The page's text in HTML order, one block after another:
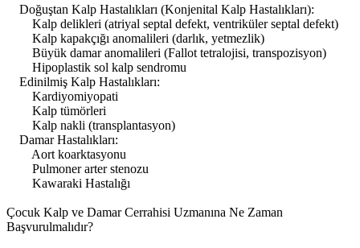
Doğuştan Kalp Hastalıkları (Konjenital Kalp Hastalıkları):
Kalp delikleri (atriyal septal defekt, ventriküler septal defekt)
Kalp kapakçığı anomalileri (darlık, yetmezlik)
Büyük damar anomalileri (Fallot tetralojisi, transpozisyon)
Hipoplastik sol kalp sendromu
Edinilmiş Kalp Hastalıkları:
Kardiyomiyopati
Kalp tümörleri
Kalp nakli (transplantasyon)
Damar Hastalıkları:
Aort koarktasyonu
Pulmoner arter stenozu
Kawaraki Hastalığı
Çocuk Kalp ve Damar Cerrahisi Uzmanına Ne Zaman
Başvurulmalıdır?